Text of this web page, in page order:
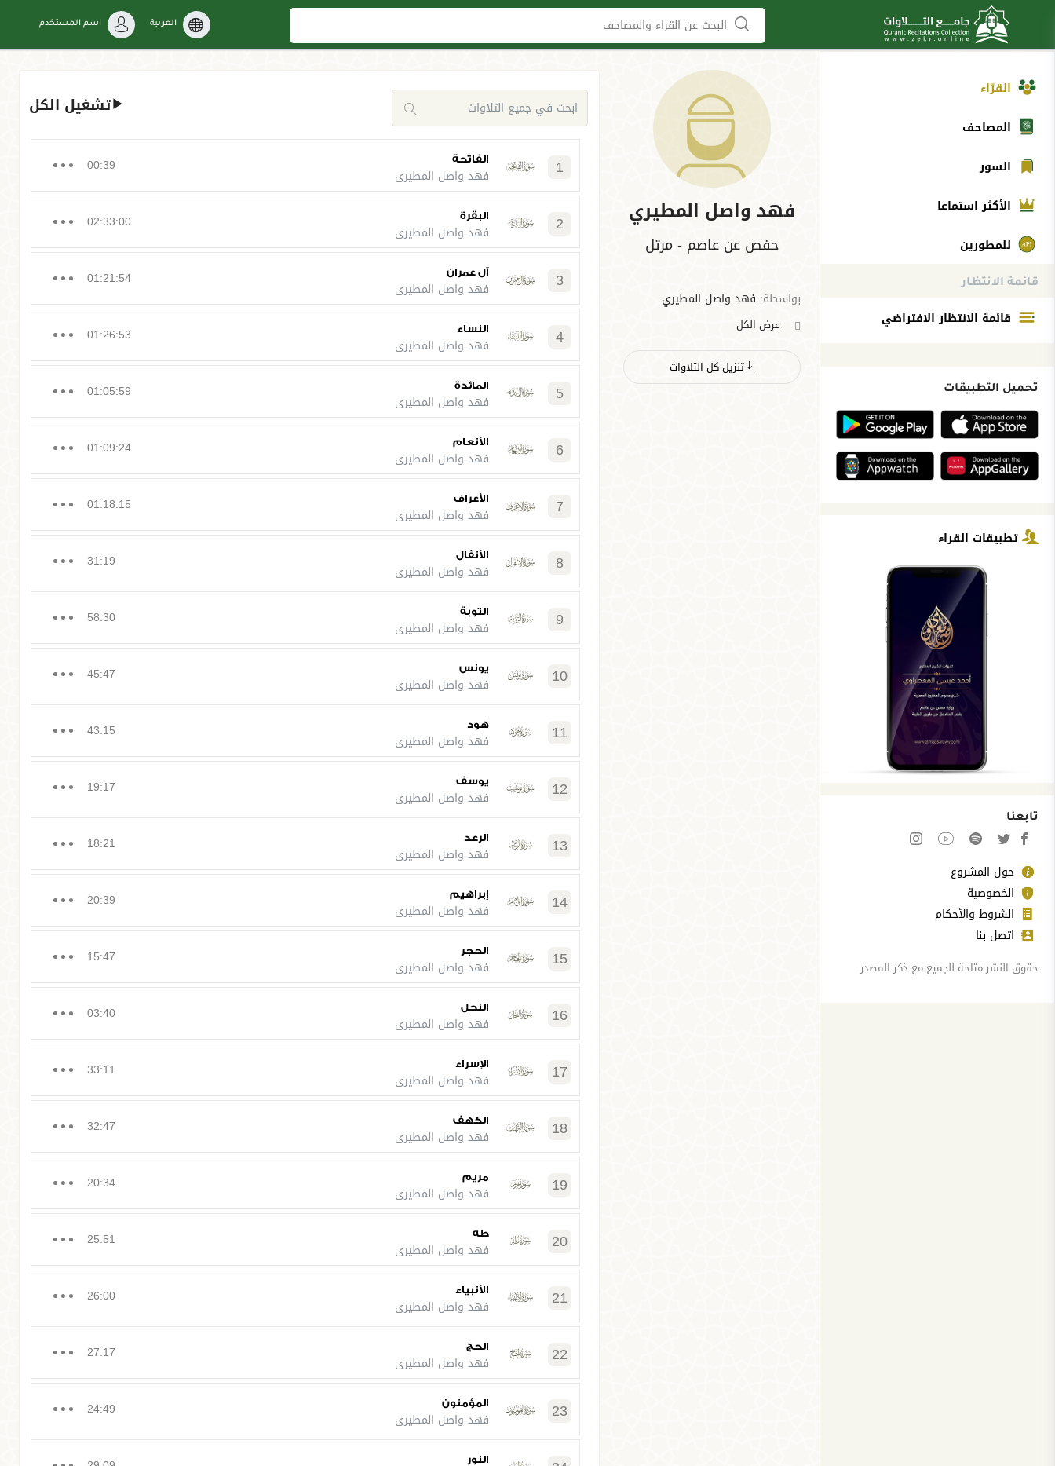
البحث عن القراء والمصاحف العربية اسم المستخدم
القرّاء
المصاحف
السور
الأكثر استماعا
للمطورين
قائمة الانتظار
قائمة الانتظار الافتراضي
تحميل التطبيقات
تطبيقات القراء
تابعنا
حول المشروع
الخصوصية
الشروط والأحكام
اتصل بنا
حقوق النشر متاحة للجميع مع ذكر المصدر
فهد واصل المطيري
حفص عن عاصم - مرتل
بواسطة: فهد واصل المطيري
عرض الكل
تنزيل كل التلاوات
تشغيل الكل
1 الفاتحة
فهد واصل المطيري
00:39
2 البقرة
فهد واصل المطيري
02:33:00
3 آل عمران
فهد واصل المطيري
01:21:54
4 النساء
فهد واصل المطيري
01:26:53
5 المائدة
فهد واصل المطيري
01:05:59
6 الأنعام
فهد واصل المطيري
01:09:24
7 الأعراف
فهد واصل المطيري
01:18:15
8 الأنفال
فهد واصل المطيري
31:19
9 التوبة
فهد واصل المطيري
58:30
10 يونس
فهد واصل المطيري
45:47
11 هود
فهد واصل المطيري
43:15
12 يوسف
فهد واصل المطيري
19:17
13 الرعد
فهد واصل المطيري
18:21
14 إبراهيم
فهد واصل المطيري
20:39
15 الحجر
فهد واصل المطيري
15:47
16 النحل
فهد واصل المطيري
03:40
17 الإسراء
فهد واصل المطيري
33:11
18 الكهف
فهد واصل المطيري
32:47
19 مريم
فهد واصل المطيري
20:34
20 طه
فهد واصل المطيري
25:51
21 الأنبياء
فهد واصل المطيري
26:00
22 الحج
فهد واصل المطيري
27:17
23 المؤمنون
فهد واصل المطيري
24:49
النور